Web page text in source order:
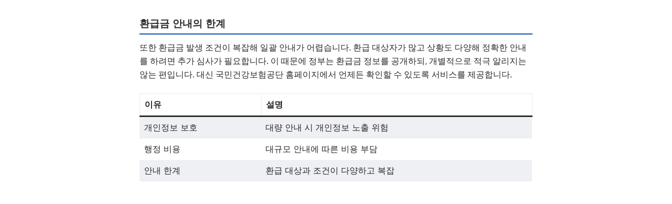
환급금 안내의 한계
또한 환급금 발생 조건이 복잡해 일괄 안내가 어렵습니다. 환급 대상자가 많고 상황도 다양해 정확한 안내
를 하려면 추가 심사가 필요합니다. 이 때문에 정부는 환급금 정보를 공개하되, 개별적으로 적극 알리지는
않는 편입니다. 대신 국민건강보험공단 홈페이지에서 언제든 확인할 수 있도록 서비스를 제공합니다.
이유 설명
개인정보 보호 대량 안내 시 개인정보 노출 위험
행정 비용 대규모 안내에 따른 비용 부담
안내 한계 환급 대상과 조건이 다양하고 복잡